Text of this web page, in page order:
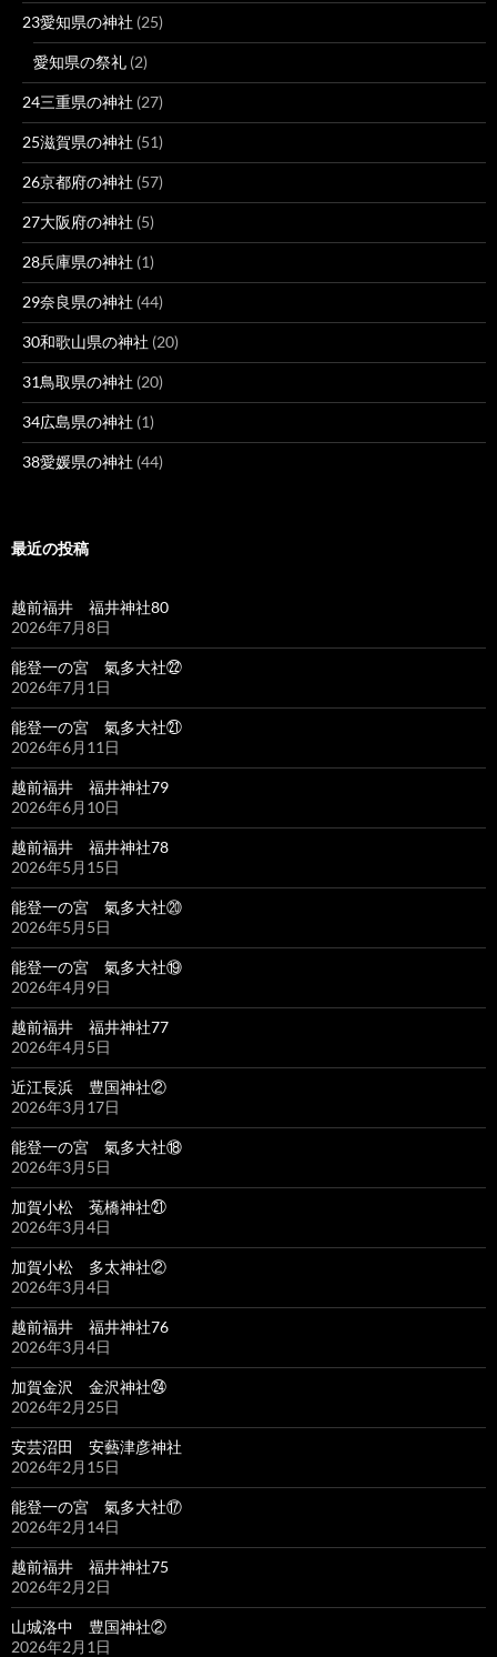
23愛知県の神社 (25)
愛知県の祭礼 (2)
24三重県の神社 (27)
25滋賀県の神社 (51)
26京都府の神社 (57)
27大阪府の神社 (5)
28兵庫県の神社 (1)
29奈良県の神社 (44)
30和歌山県の神社 (20)
31鳥取県の神社 (20)
34広島県の神社 (1)
38愛媛県の神社 (44)
最近の投稿
越前福井 福井神社80
2026年7月8日
能登一の宮 氣多大社㉒
2026年7月1日
能登一の宮 氣多大社㉑
2026年6月11日
越前福井 福井神社79
2026年6月10日
越前福井 福井神社78
2026年5月15日
能登一の宮 氣多大社⑳
2026年5月5日
能登一の宮 氣多大社⑲
2026年4月9日
越前福井 福井神社77
2026年4月5日
近江長浜 豊国神社②
2026年3月17日
能登一の宮 氣多大社⑱
2026年3月5日
加賀小松 菟橋神社㉑
2026年3月4日
加賀小松 多太神社②
2026年3月4日
越前福井 福井神社76
2026年3月4日
加賀金沢 金沢神社㉔
2026年2月25日
安芸沼田 安藝津彦神社
2026年2月15日
能登一の宮 氣多大社⑰
2026年2月14日
越前福井 福井神社75
2026年2月2日
山城洛中 豊国神社②
2026年2月1日